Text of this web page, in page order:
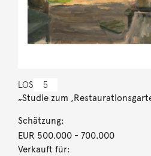
LOS 5
„Studie zum
Schätzung:
EUR 500.000- 700.000
Verkauft für: